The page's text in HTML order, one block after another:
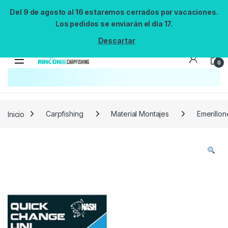
Del 9 de agosto al 16 estaremos cerrados por vacaciones.
Los pedidos se enviarán el día 17.
Descartar
0